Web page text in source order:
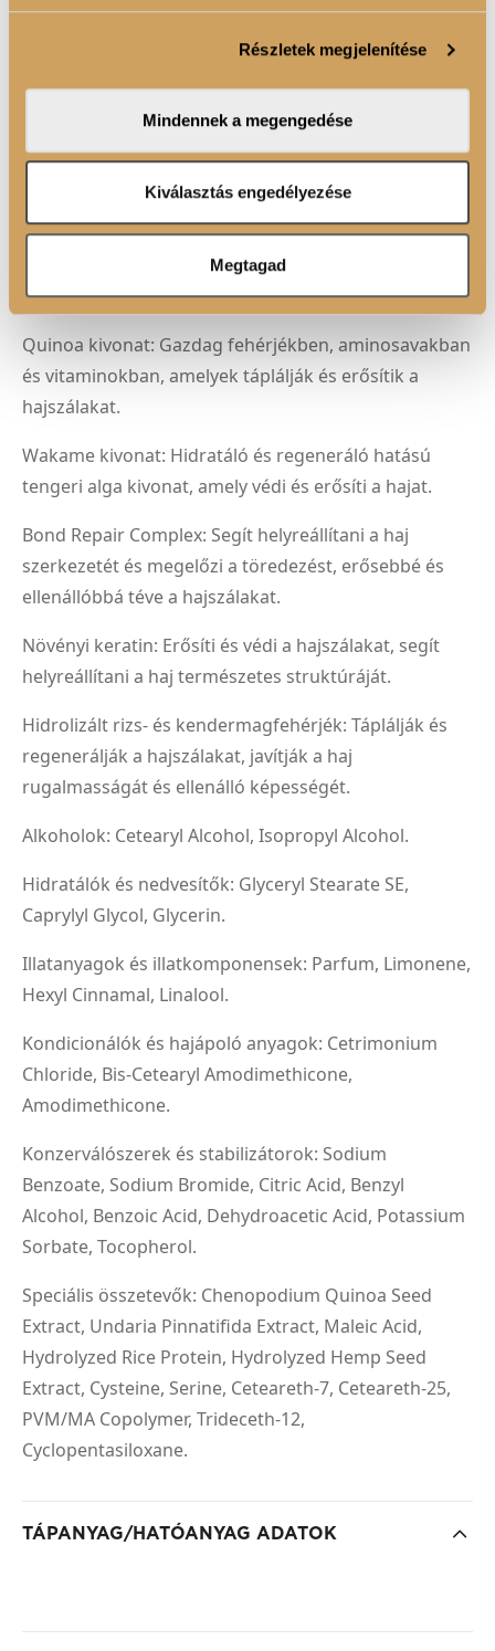
valamint weboldalforgalmunk elemzéséhez. Ezenkívül
adatait, akik kombinálhatják az adatokat más olyan
adatokkal, amelyeket Ön adott meg számukra vagy az
Ön által használt más szolgáltatásokból gyűjtöttek.
Részletek megjelenítése
Mindennek a megengedése
Kiválasztás engedélyezése
Megtagad
Vegán összetevők
FELHASZNÁLÁSI JAVASLAT
ÖSSZETEVŐK
Quinoa kivonat: Gazdag fehérjékben, aminosavakban
és vitaminokban, amelyek táplálják és erősítik a
hajszálakat.
Wakame kivonat: Hidratáló és regeneráló hatású
tengeri alga kivonat, amely védi és erősíti a hajat.
Bond Repair Complex: Segít helyreállítani a haj
szerkezetét és megelőzi a töredezést, erősebbé és
ellenállóbbá téve a hajszálakat.
Növényi keratin: Erősíti és védi a hajszálakat, segít
helyreállítani a haj természetes struktúráját.
Hidrolizált rizs- és kendermagfehérjék: Táplálják és
regenerálják a hajszálakat, javítják a haj
rugalmasságát és ellenálló képességét.
Alkoholok: Cetearyl Alcohol, Isopropyl Alcohol.
Hidratálók és nedvesítők: Glyceryl Stearate SE,
Caprylyl Glycol, Glycerin.
Illatanyagok és illatkomponensek: Parfum, Limonene,
Hexyl Cinnamal, Linalool.
Kondicionálók és hajápoló anyagok: Cetrimonium
Chloride, Bis-Cetearyl Amodimethicone,
Amodimethicone.
Konzerválószerek és stabilizátorok: Sodium
Benzoate, Sodium Bromide, Citric Acid, Benzyl
Alcohol, Benzoic Acid, Dehydroacetic Acid, Potassium
Sorbate, Tocopherol.
Speciális összetevők: Chenopodium Quinoa Seed
Extract, Undaria Pinnatifida Extract, Maleic Acid,
Hydrolyzed Rice Protein, Hydrolyzed Hemp Seed
Extract, Cysteine, Serine, Ceteareth-7, Ceteareth-25,
PVM/MA Copolymer, Trideceth-12,
Cyclopentasiloxane.
TÁPANYAG/HATÓANYAG ADATOK